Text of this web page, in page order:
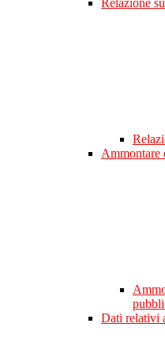
Relazione
Ammontare
Dati relativi